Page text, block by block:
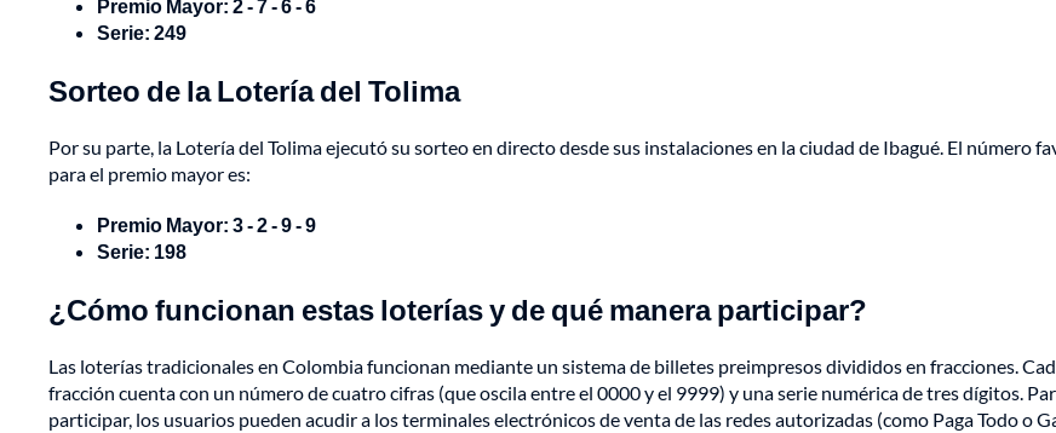
Premio Mayor: 2 - 7 - 6 - 6
Serie: 249
Sorteo de la Lotería del Tolima
Por su parte, la Lotería del Tolima ejecutó su sorteo en directo desde sus instalaciones en la ciudad de Ibagué. El número
para el premio mayor es:
Premio Mayor: 3 - 2 - 9 - 9
Serie: 198
¿Cómo funcionan estas loterías y de qué manera participar?
Las loterías tradicionales en Colombia funcionan mediante un sistema de billetes preimpresos divididos en fracciones.
fracción cuenta con un número de cuatro cifras (que oscila entre el 0000 y el 9999) y una serie numérica de tres dígitos.
participar, los usuarios pueden acudir a los terminales electrónicos de venta de las redes autorizadas (como Paga Todo o